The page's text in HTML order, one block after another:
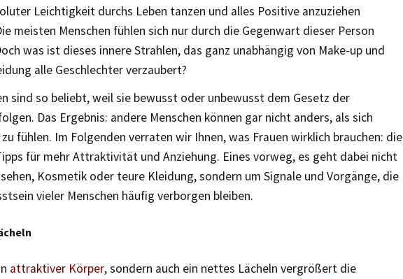
Leichtigkeit durchs Leben tanzen und alles Positive anzuziehen
meisten Menschen fühlen sich nur durch die Gegenwart dieser Person
was ist dieses innere Strahlen, das ganz unabhängig von Make-up und
alle Geschlechter verzaubert?
sind so beliebt, weil sie bewusst oder unbewusst dem Gesetz der
Das Ergebnis: andere Menschen können gar nicht anders, als sich
fühlen. Im Folgenden verraten wir Ihnen, was Frauen wirklich brauchen: die
für mehr Attraktivität und Anziehung. Eines vorweg, es geht dabei nicht
Kosmetik oder teure Kleidung, sondern um Signale und Vorgänge, die
vieler Menschen häufig verborgen bleiben.
attraktiver Körper, sondern auch ein nettes Lächeln vergrößert die